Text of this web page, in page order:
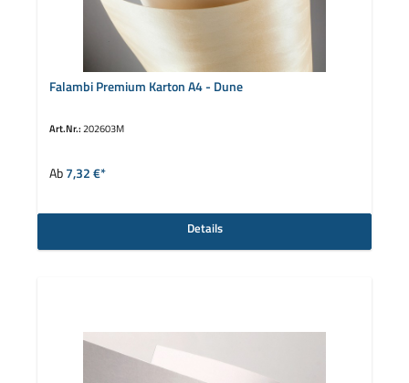
Falambi Premium Karton A4 - Dune
Art.Nr.:202603M
Farbeauswählen
Ab7,32 €*
Details